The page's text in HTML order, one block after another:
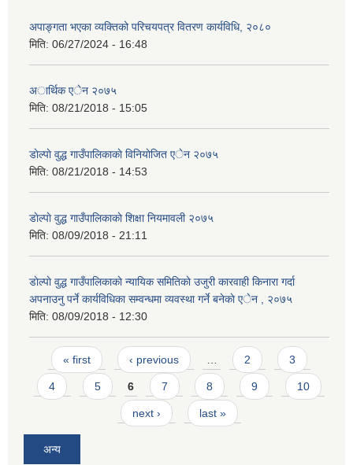
अपाङ्गता भएका व्यक्तिको परिचयपत्र वितरण कार्यविधि, २०८०
मिति: 06/27/2024 - 16:48
अार्थिक एेन २०७५
मिति: 08/21/2018 - 15:05
डाेल्पाे वुद्ध गाउँपालिकाकाे विनियाेजित एेन २०७५
मिति: 08/21/2018 - 14:53
डाेल्पाे वुद्ध गाउँपालिकाकाे शिक्षा नियमावली २०७५
मिति: 08/09/2018 - 21:11
डाेल्पाे वुद्ध गाउँपालिकाकाे न्यायिक समितिकाे उजुरी कारवाही किनारा गर्दा
अपनाउनु पर्ने कार्यविधिका सम्वन्धमा व्यवस्था गर्ने बनेकाे एेन , २०७५
मिति: 08/09/2018 - 12:30
Pages
« first ‹ previous 2 3
4 5 6 7 8 9 10
next › last »
अन्य